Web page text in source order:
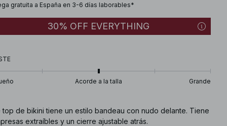
gratuita a España en 3-6 días laborables*
30% OFF EVERYTHING
Acorde a la talla Grande
top de bikini tiene un estilo bandeau con nudo delante. Tiene
extraíbles y un cierre ajustable atrás.